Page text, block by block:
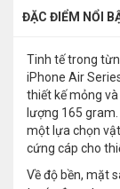
ĐẶC ĐIỂM NỔI
Tinh tế trong
iPhone Air
thiết kế mỏng
lượng 165
một lựa chọn
cứng cáp cho
Về độ bền, mặt